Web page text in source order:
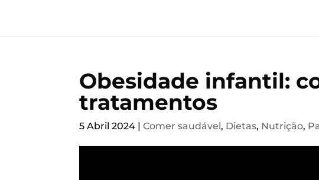
Obesidade infantil:
tratamentos
5 Abril 2024 |Comer saudável, Dietas, Nutrição,